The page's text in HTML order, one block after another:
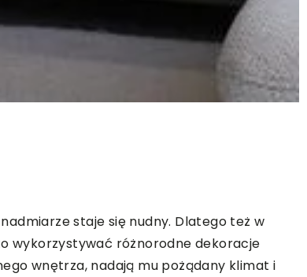
staje się nudny. Dlatego też w
wykorzystywać różnorodne dekoracje
wnętrza, nadają mu pożądany klimat i